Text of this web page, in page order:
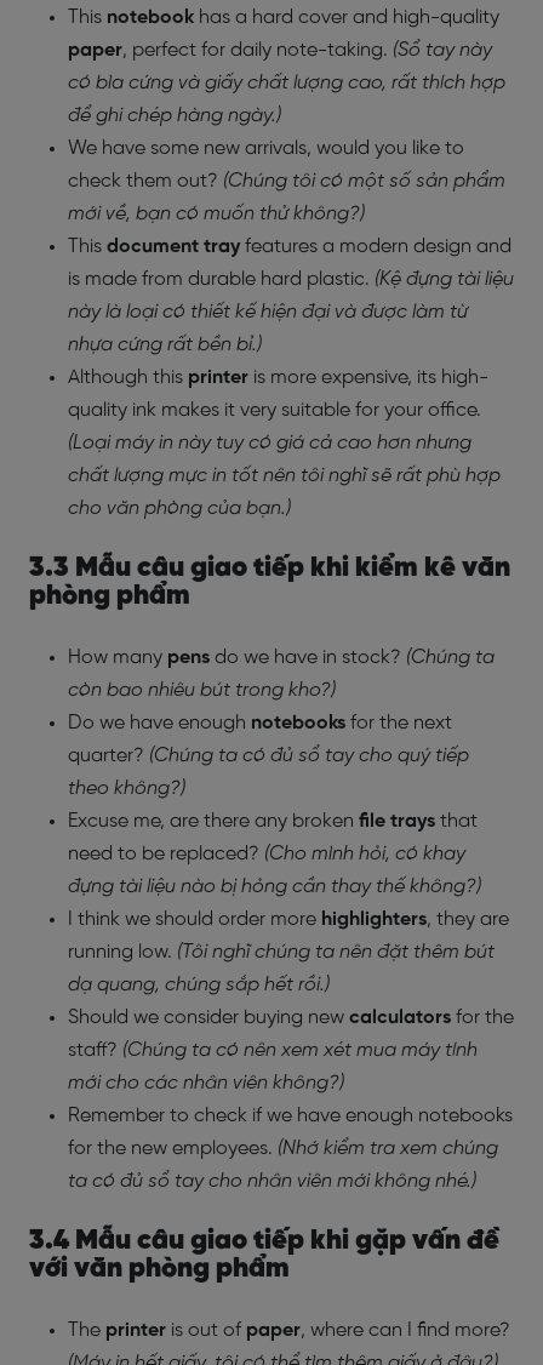
This notebook has a hard cover and high-quality
paper, perfect for daily note-taking. (Sổ tay này
có bìa cứng và giấy chất lượng cao, rất thích hợp
để ghi chép hàng ngày.)
We have some new arrivals, would you like to
check them out? (Chúng tôi có một số sản phẩm
mới về, bạn có muốn thử không?)
This document tray features a modern design and
is made from durable hard plastic. (Kệ đựng tài liệu
này là loại có thiết kế hiện đại và được làm từ
nhựa cứng rất bền bỉ.)
Although this printer is more expensive, its high-
quality ink makes it very suitable for your office.
(Loại máy in này tuy có giá cả cao hơn nhưng
chất lượng mực in tốt nên tôi nghĩ sẽ rất phù hợp
cho văn phòng của bạn.)
3.3 Mẫu câu giao tiếp khi kiểm kê văn
phòng phẩm
How many pens do we have in stock? (Chúng ta
còn bao nhiêu bút trong kho?)
Do we have enough notebooks for the next
quarter? (Chúng ta có đủ sổ tay cho quý tiếp
theo không?)
Excuse me, are there any broken file trays that
need to be replaced? (Cho mình hỏi, có khay
đựng tài liệu nào bị hỏng cần thay thế không?)
I think we should order more highlighters, they are
running low. (Tôi nghĩ chúng ta nên đặt thêm bút
dạ quang, chúng sắp hết rồi.)
Should we consider buying new calculators for the
staff? (Chúng ta có nên xem xét mua máy tính
mới cho các nhân viên không?)
Remember to check if we have enough notebooks
for the new employees. (Nhớ kiểm tra xem chúng
ta có đủ sổ tay cho nhân viên mới không nhé.)
3.4 Mẫu câu giao tiếp khi gặp vấn đề
với văn phòng phẩm
The printer is out of paper, where can I find more?